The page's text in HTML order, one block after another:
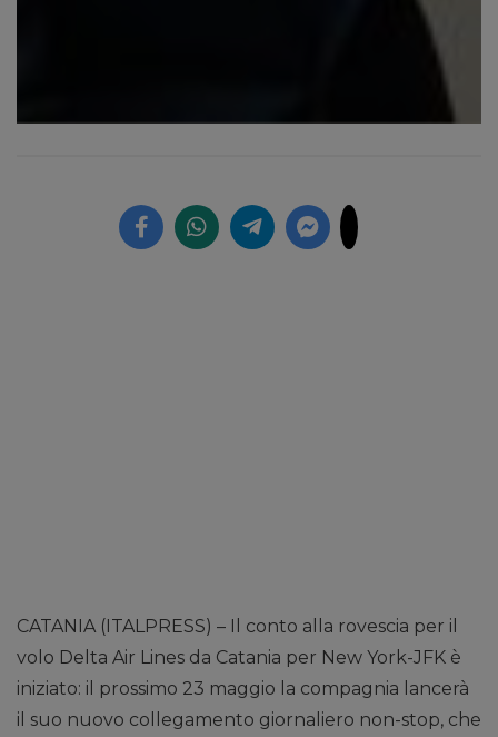
CATANIA (ITALPRESS) – Il conto alla rovescia per il
volo Delta Air Lines da Catania per New York-JFK è
iniziato: il prossimo 23 maggio la compagnia lancerà
il suo nuovo collegamento giornaliero non-stop, che